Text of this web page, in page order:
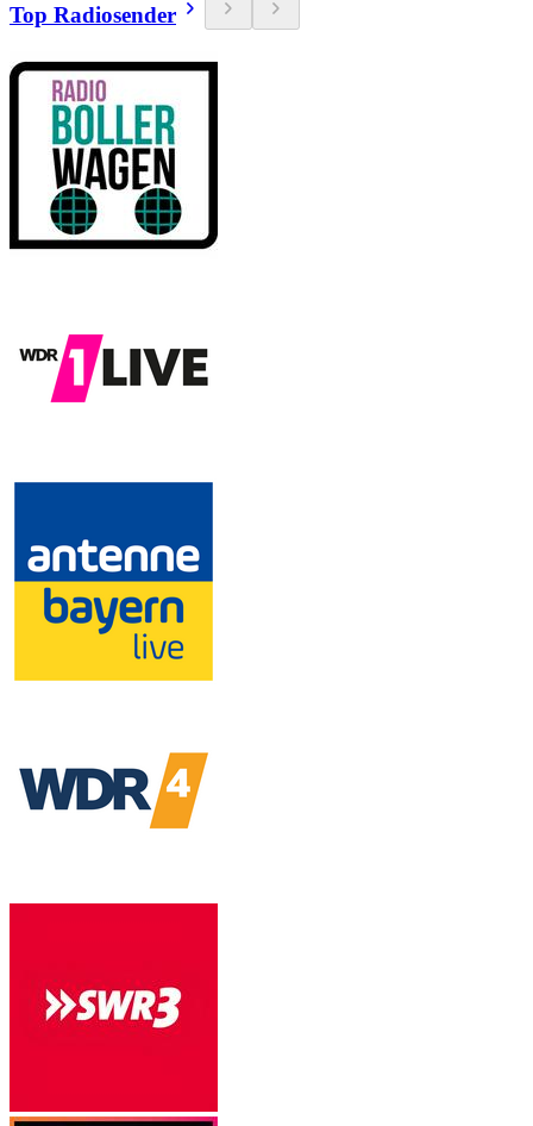
Top Radiosender